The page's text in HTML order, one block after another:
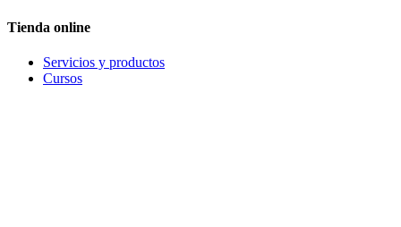
Tienda online
Servicios y productos
Cursos